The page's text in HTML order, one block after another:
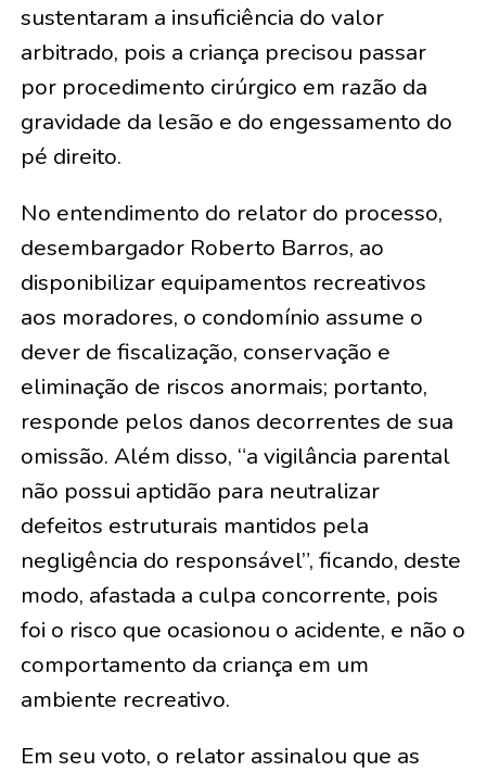
sustentaram a insuficiência do valor
arbitrado, pois a criança precisou passar
por procedimento cirúrgico em razão da
gravidade da lesão e do engessamento do
pé direito.
No entendimento do relator do processo,
desembargador Roberto Barros, ao
disponibilizar equipamentos recreativos
aos moradores, o condomínio assume o
dever de fiscalização, conservação e
eliminação de riscos anormais; portanto,
responde pelos danos decorrentes de sua
omissão. Além disso, “a vigilância parental
não possui aptidão para neutralizar
defeitos estruturais mantidos pela
negligência do responsável”, ficando, deste
modo, afastada a culpa concorrente, pois
foi o risco que ocasionou o acidente, e não o
comportamento da criança em um
ambiente recreativo.
Em seu voto, o relator assinalou que as